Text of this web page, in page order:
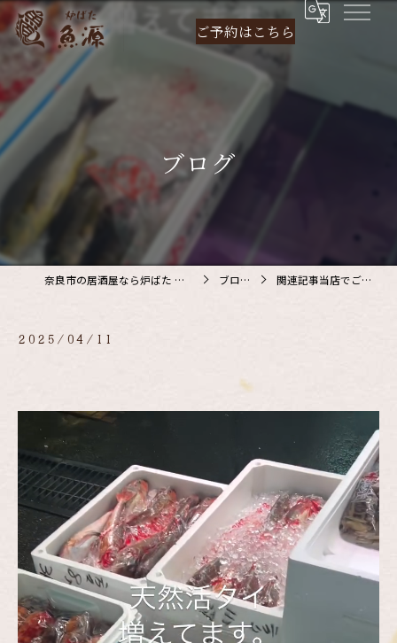
ご予約はこちら
ブログ
奈良市の居酒屋なら炉ばた 魚源 ブログ 関連記事当店でご利…
2025/04/11